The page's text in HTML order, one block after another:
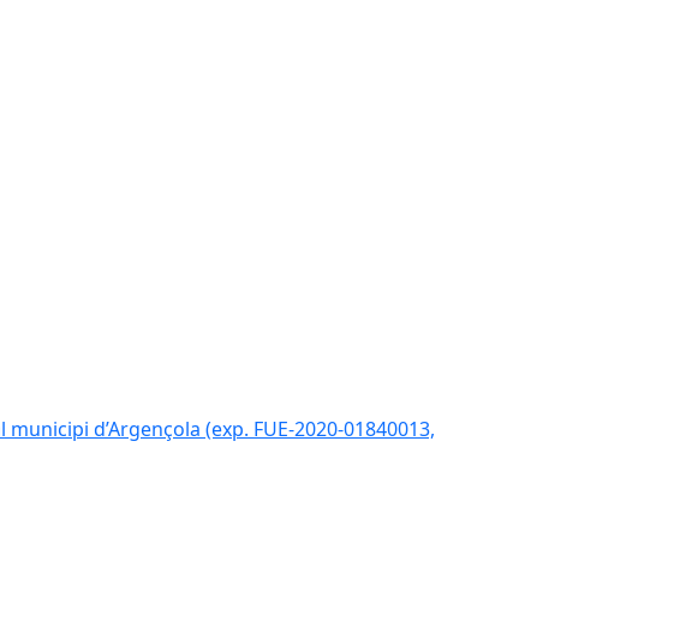
d’Argençola (exp. FUE-2020-01840013,